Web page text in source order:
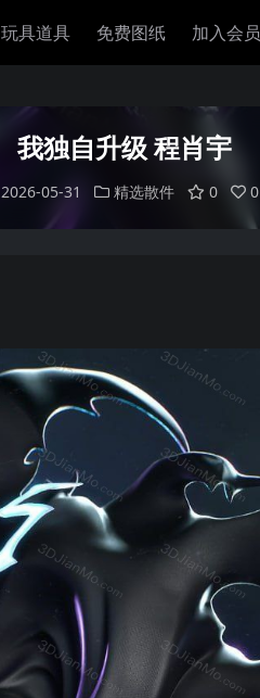
玩具道具 免费图纸 加入会员
我独自升级 程肖宇
2026-05-31 精选散件 0 0